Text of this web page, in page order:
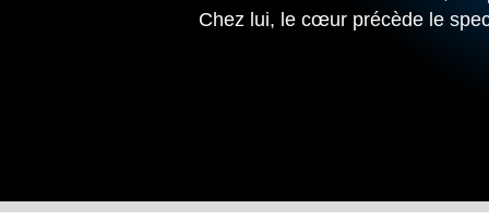
Chez lui, le cœur précède le